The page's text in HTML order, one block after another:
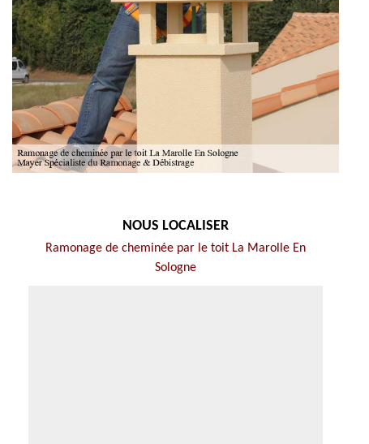
NOUS LOCALISER
Ramonage de cheminée par le toit La Marolle En
Sologne